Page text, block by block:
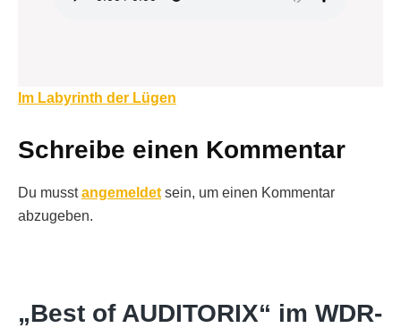
Beitragsnavigation
Im Labyrinth der Lügen
Schreibe einen Kommentar
Du musstangemeldet sein, um einen Kommentar
abzugeben.
„Best of AUDITORIX“ im WDR-